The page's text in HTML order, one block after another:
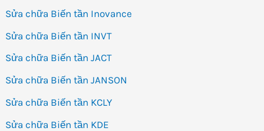
Sửa chữa Biến tần Inovance
Sửa chữa Biến tần INVT
Sửa chữa Biến tần JACT
Sửa chữa Biến tần JANSON
Sửa chữa Biến tần KCLY
Sửa chữa Biến tần KDE